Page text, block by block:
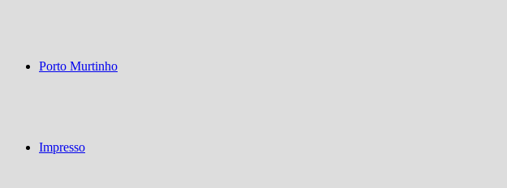
Porto Murtinho
Impresso